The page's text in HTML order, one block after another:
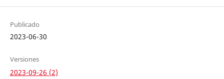
Publicado
2023-06-30
Versiones
2023-09-26 (2)